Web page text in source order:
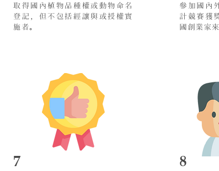
取得國內植物品種權或動物命名
登記，但不包括經讓與或授權實
施者。
參加國內
計競賽獲
國創業家
7 8